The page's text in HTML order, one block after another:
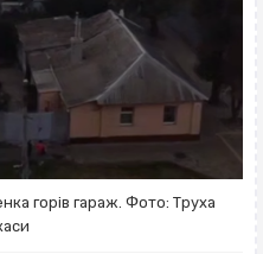
горів гараж. Фото: Труха